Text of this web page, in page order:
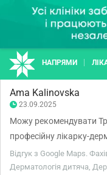
Ama Kalinovska
23.09.2025
Можу рекомендувати
професійну лікарку-
Відгук з Google Maps.
Дерматологія дитяча,
НАПРЯМИ